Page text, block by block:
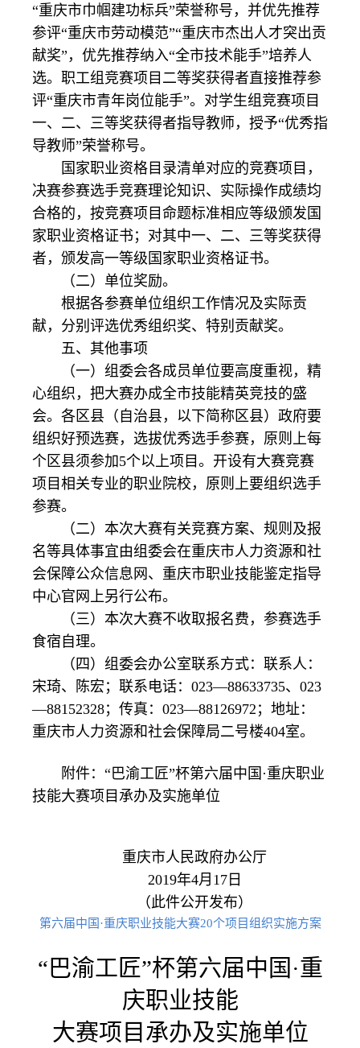
“重庆市巾帼建功标兵”荣誉称号，并优先推荐
参评“重庆市劳动模范”“重庆市杰出人才突出贡
献奖”，优先推荐纳入“全市技术能手”培养人
选。职工组竞赛项目二等奖获得者直接推荐参
评“重庆市青年岗位能手”。对学生组竞赛项目
一、二、三等奖获得者指导教师，授予“优秀指
导教师”荣誉称号。
国家职业资格目录清单对应的竞赛项目，
决赛参赛选手竞赛理论知识、实际操作成绩均
合格的，按竞赛项目命题标准相应等级颁发国
家职业资格证书；对其中一、二、三等奖获得
者，颁发高一等级国家职业资格证书。
（二）单位奖励。
根据各参赛单位组织工作情况及实际贡
献，分别评选优秀组织奖、特别贡献奖。
五、其他事项
（一）组委会各成员单位要高度重视，精
心组织，把大赛办成全市技能精英竞技的盛
会。各区县（自治县，以下简称区县）政府要
组织好预选赛，选拔优秀选手参赛，原则上每
个区县须参加5个以上项目。开设有大赛竞赛
项目相关专业的职业院校，原则上要组织选手
参赛。
（二）本次大赛有关竞赛方案、规则及报
名等具体事宜由组委会在重庆市人力资源和社
会保障公众信息网、重庆市职业技能鉴定指导
中心官网上另行公布。
（三）本次大赛不收取报名费，参赛选手
食宿自理。
（四）组委会办公室联系方式：联系人：
宋琦、陈宏；联系电话：023—88633735、023
—88152328；传真：023—88126972；地址：
重庆市人力资源和社会保障局二号楼404室。
附件：“巴渝工匠”杯第六届中国·重庆职业
技能大赛项目承办及实施单位
重庆市人民政府办公厅
2019年4月17日
（此件公开发布）
第六届中国·重庆职业技能大赛20个项目组织实施方案
“巴渝工匠”杯第六届中国·重
庆职业技能
大赛项目承办及实施单位